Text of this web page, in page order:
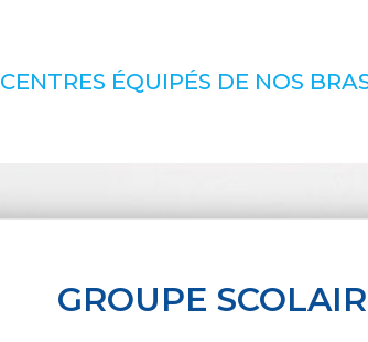
CENTRES ÉQUIPÉS DE NOS
GROUPE